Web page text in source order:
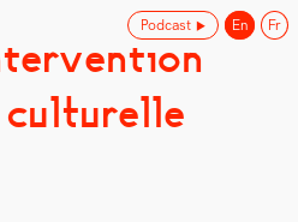
disponibles
Podcast En Fr